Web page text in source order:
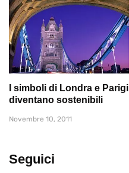
I simboli di Londra e Parigi
diventano sostenibili
Novembre 10, 2011
Seguici